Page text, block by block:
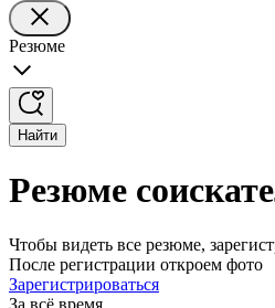
Резюме
Найти
Резюме
Чтобы видеть все резюме,
После регистрации откроем фото
Зарегистрироваться
За всё время